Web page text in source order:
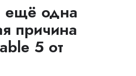
ещё одна
причина
5 от